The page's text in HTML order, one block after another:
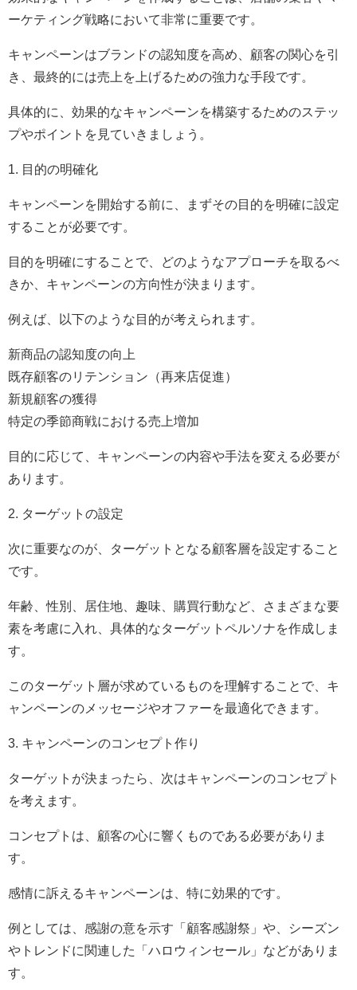
ーケティング戦略において非常に重要です。
キャンペーンはブランドの認知度を高め、顧客の関心を引
き、最終的には売上を上げるための強力な手段です。
具体的に、効果的なキャンペーンを構築するためのステッ
プやポイントを見ていきましょう。
1. 目的の明確化
キャンペーンを開始する前に、まずその目的を明確に設定
することが必要です。
目的を明確にすることで、どのようなアプローチを取るべ
きか、キャンペーンの方向性が決まります。
例えば、以下のような目的が考えられます。
新商品の認知度の向上
既存顧客のリテンション（再来店促進）
新規顧客の獲得
特定の季節商戦における売上増加
目的に応じて、キャンペーンの内容や手法を変える必要が
あります。
2. ターゲットの設定
次に重要なのが、ターゲットとなる顧客層を設定すること
です。
年齢、性別、居住地、趣味、購買行動など、さまざまな要
素を考慮に入れ、具体的なターゲットペルソナを作成しま
す。
このターゲット層が求めているものを理解することで、キ
ャンペーンのメッセージやオファーを最適化できます。
3. キャンペーンのコンセプト作り
ターゲットが決まったら、次はキャンペーンのコンセプト
を考えます。
コンセプトは、顧客の心に響くものである必要がありま
す。
感情に訴えるキャンペーンは、特に効果的です。
例としては、感謝の意を示す「顧客感謝祭」や、シーズン
やトレンドに関連した「ハロウィンセール」などがありま
す。